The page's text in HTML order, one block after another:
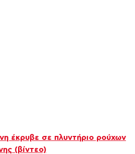
έκρυβε σε πλυντήριο ρούχων
(βίντεο)